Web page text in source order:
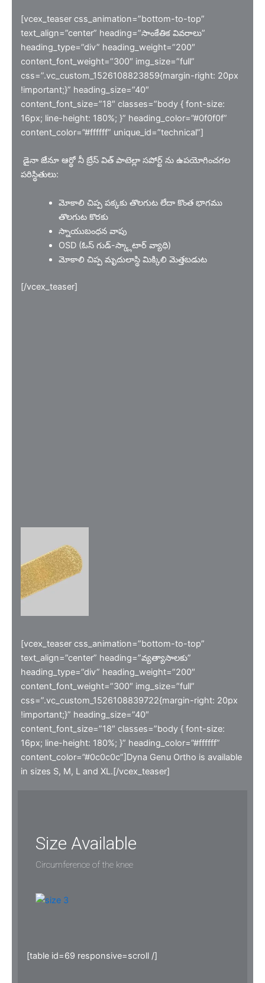
[vcex_teaser css_animation=”bottom-to-top”
text_align=”center” heading=”సాంకేతిక వివరాలు”
heading_type=”div” heading_weight=”200″
content_font_weight=”300″ img_size=”full”
css=”.vc_custom_1526108823859{margin-right: 20px
!important;}” heading_size=”40″
content_font_size=”18″ classes=”body { font-size:
16px; line-height: 180%; }” heading_color=”#0f0f0f”
content_color=”#ffffff” unique_id=”technical”]
డైనా జేనూ ఆర్థో నీ బ్రేస్ విత్ పాటెల్లా సపోర్ట్ ను ఉపయోగించగల
పరిస్థితులు:
మోకాలి చిప్ప పక్కకు తొలగుట లేదా కొంత భాగము
తొలగుట కొరకు
స్నాయుబంధన వాపు
OSD (ఓస్ గుడ్-స్క్లాటార్ వ్యాధి)
మోకాలి చిప్ప మృదులాస్థి మిక్కిలి మెత్తబడుట
[/vcex_teaser]
[vcex_teaser css_animation=”bottom-to-top”
text_align=”center” heading=”వ్యత్యాసాలకు”
heading_type=”div” heading_weight=”200″
content_font_weight=”300″ img_size=”full”
css=”.vc_custom_1526108839722{margin-right: 20px
!important;}” heading_size=”40″
content_font_size=”18″ classes=”body { font-size:
16px; line-height: 180%; }” heading_color=”#ffffff”
content_color=”#0c0c0c”]Dyna Genu Ortho is available
in sizes S, M, L and XL.[/vcex_teaser]
Size Available
Circumference of the knee
[table id=69 responsive=scroll /]